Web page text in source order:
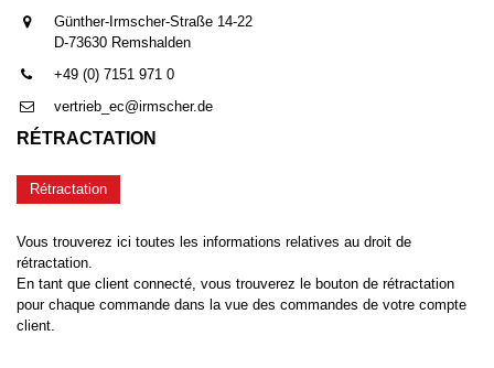
Günther-Irmscher-Straße 14-22
D-73630 Remshalden
+49 (0) 7151 971 0
vertrieb_ec@irmscher.de
RÉTRACTATION
Rétractation
Vous trouverez ici toutes les informations relatives au droit de
rétractation.
En tant que client connecté, vous trouverez le bouton de rétractation
pour chaque commande dans la vue des commandes de votre compte
client.